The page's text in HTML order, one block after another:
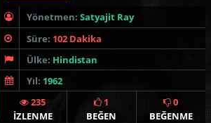
Yönetmen: Satyajit Ray
Süre: 102 Dakika
Ülke: Hindistan
Yıl: 1962
235
İZLENME
1
BEĞEN
0
BEĞENME